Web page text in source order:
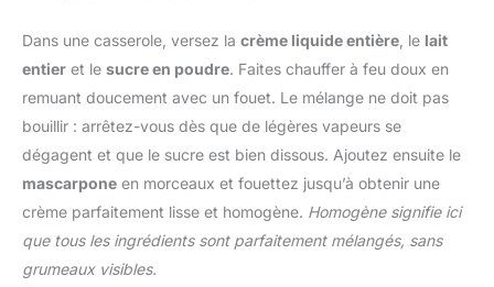
Dans une casserole, versez la crème liquide entière , le lait
entier et le sucre en poudre. Faites chauffer à feu doux en
remuant doucement avec un fouet. Le mélange ne doit pas
bouillir : arrêtez-vous dès que de légères vapeurs se
dégagent et que le sucre est bien dissous. Ajoutez ensuite le
mascarpone en morceaux et fouettez jusqu’à obtenir une
crème parfaitement lisse et homogène. Homogène signifie ici
que tous les ingrédients sont parfaitement mélangés, sans
grumeaux visibles.